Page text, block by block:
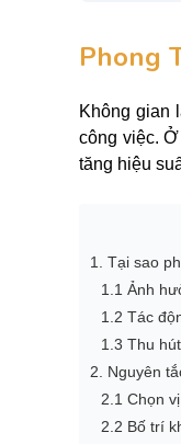
Phong
Không gian
công việc.
tăng hiệu
1. Tại sao
1.1 Ảnh
1.2 Tác
1.3 Thu
2. Nguyên
2.1 Chọn
2.2 Bố trí